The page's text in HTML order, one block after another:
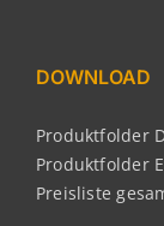
DOWNLOAD
Produktfolder
Produktfolder
Preisliste